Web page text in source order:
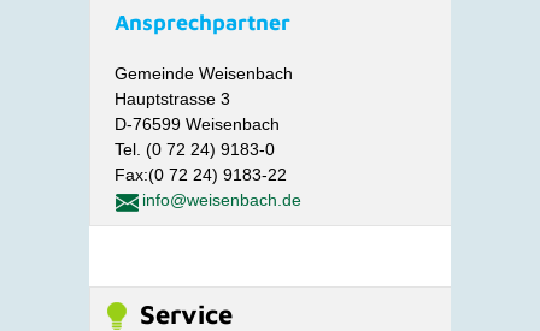
Ansprechpartner
Gemeinde Weisenbach
Hauptstrasse 3
D-76599 Weisenbach
Tel. (0 72 24) 9183-0
Fax:(0 72 24) 9183-22
info@weisenbach.de
Service